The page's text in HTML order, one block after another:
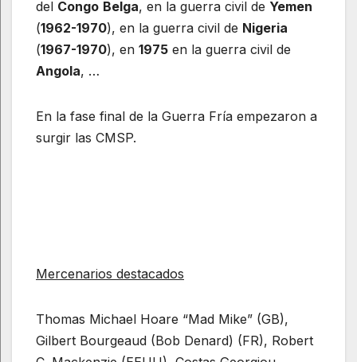
del Congo Belga, en la guerra civil de Yemen
(1962-1970), en la guerra civil de Nigeria
(1967-1970), en 1975 en la guerra civil de
Angola, …
En la fase final de la Guerra Fría empezaron a
surgir las CMSP.
Mercenarios destacados
Thomas Michael Hoare “Mad Mike” (GB),
Gilbert Bourgeaud (Bob Denard) (FR), Robert